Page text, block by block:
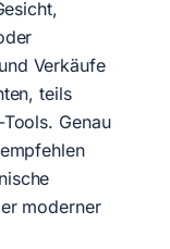
Verkäufe
teils
Genau
moderner